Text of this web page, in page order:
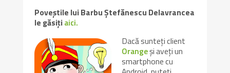
Poveștile lui Barbu Ștefănescu Delavrancea
le găsițiaici.
Dacă sunteți client
Orangeși aveți un
smartphone cu